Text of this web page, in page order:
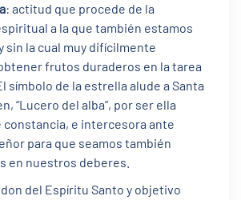
: actitud que procede de la
a la que también estamos
sin la cual muy difícilmente
frutos duraderos en la tarea
símbolo de la estrella alude a Santa
“Lucero del alba”, por ser ella
constancia, e intercesora ante
para que seamos también
en nuestros deberes.
don del Espíritu Santo y objetivo